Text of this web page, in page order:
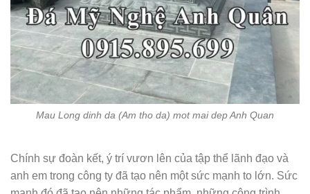
Mau Long dinh da (Am tho da) mot mai dep Anh Quan
Chính sự đoàn kết, ý trí vươn lên của tập thể lãnh đạo và
anh em trong công ty đã tạo nên một sức mạnh to lớn. Sức